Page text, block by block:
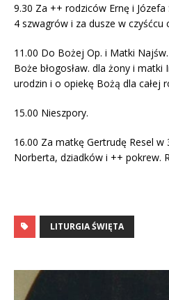
9.30 Za ++ rodziców Ernę i
4 szwagrów i za dusze w czyśćcu
11.00 Do Bożej Op. i Matki
Boże błogosław. dla żony i matki
urodzin i o opiekę Bożą dla całej
15.00 Nieszpory.
16.00 Za matkę Gertrudę Resel w
Norberta, dziadków i ++ pokrew.
LITURGIA ŚWIĘTA